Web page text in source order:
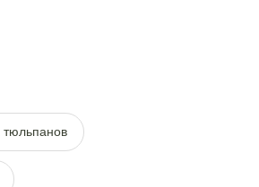
тюльпанов